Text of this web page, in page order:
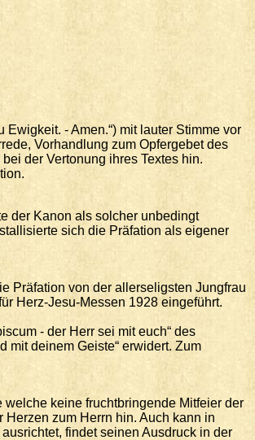
- Amen.“) mit lauter Stimme vor
Vorhandlung zum Opfergebet des
der Vertonung ihres Textes hin.
der Kanon als solcher unbedingt
sich die Präfation als eigener
Präfation von der allerseligsten Jungfrau
Herz-Jesu-Messen 1928 eingeführt.
- der Herr sei mit euch“ des
mit deinem Geiste“ erwidert. Zum
keine fruchtbringende Mitfeier der
zum Herrn hin. Auch kann in
findet seinen Ausdruck in der